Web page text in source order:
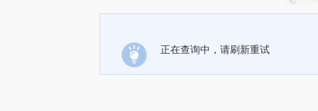
正在查询中，请刷新重试